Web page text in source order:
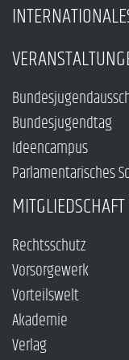
Bundesjugendtag
Ideencampus
Parlamentarisches
Rechtsschutz
Vorsorgewerk
Vorteilswelt
Akademie
Verlag